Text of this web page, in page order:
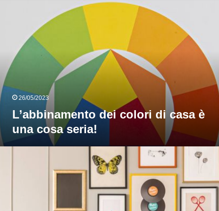
26/05/2023
L’abbinamento dei colori di casa è
una cosa seria!